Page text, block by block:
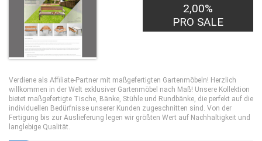
2,00%
PRO SALE
Verdiene als Affiliate-Partner mit maßgefertigten Gartenmöbeln! Herzlich
willkommen in der Welt exklusiver Gartenmöbel nach Maß! Unsere Kollektion
bietet maßgefertigte Tische, Bänke, Stühle und Rundbänke, die perfekt auf die
individuellen Bedürfnisse unserer Kunden zugeschnitten sind. Von der
Fertigung bis zur Auslieferung legen wir größten Wert auf Nachhaltigkeit und
langlebige Qualität.